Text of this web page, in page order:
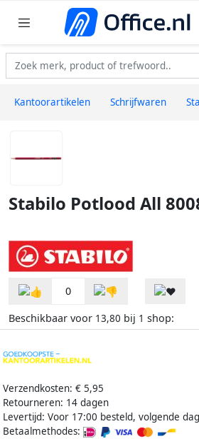
Kantoorartikelen Schrijfwaren
Stabilo Potlood All
0
Beschikbaar voor 13,80 bij 1 shop:
Verzendkosten: € 5,95
Retourneren: 14 dagen
Levertijd: Voor 17:00 besteld, volgende
Betaalmethodes: